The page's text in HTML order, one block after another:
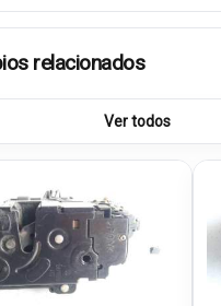
relacionados
Ver todos